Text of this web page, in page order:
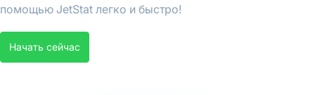
помощью JetStat легко и быстро!
Начать сейчас